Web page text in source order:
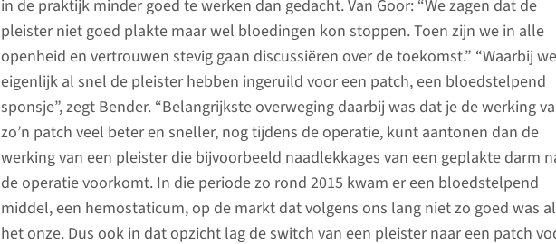
in de praktijk minder goed te werken dan gedacht. Van Goor: “We zagen dat de
pleister niet goed plakte maar wel bloedingen kon stoppen. Toen zijn we in alle
openheid en vertrouwen stevig gaan discussiëren over de toekomst.” “Waarbij we
eigenlijk al snel de pleister hebben ingeruild voor een patch, een bloedstelpend
sponsje”, zegt Bender. “Belangrijkste overweging daarbij was dat je de werking
zo’n patch veel beter en sneller, nog tijdens de operatie, kunt aantonen dan de
werking van een pleister die bijvoorbeeld naadlekkages van een geplakte darm
de operatie voorkomt. In die periode zo rond 2015 kwam er een bloedstelpend
middel, een hemostaticum, op de markt dat volgens ons lang niet zo goed was
het onze. Dus ook in dat opzicht lag de switch van een pleister naar een patch